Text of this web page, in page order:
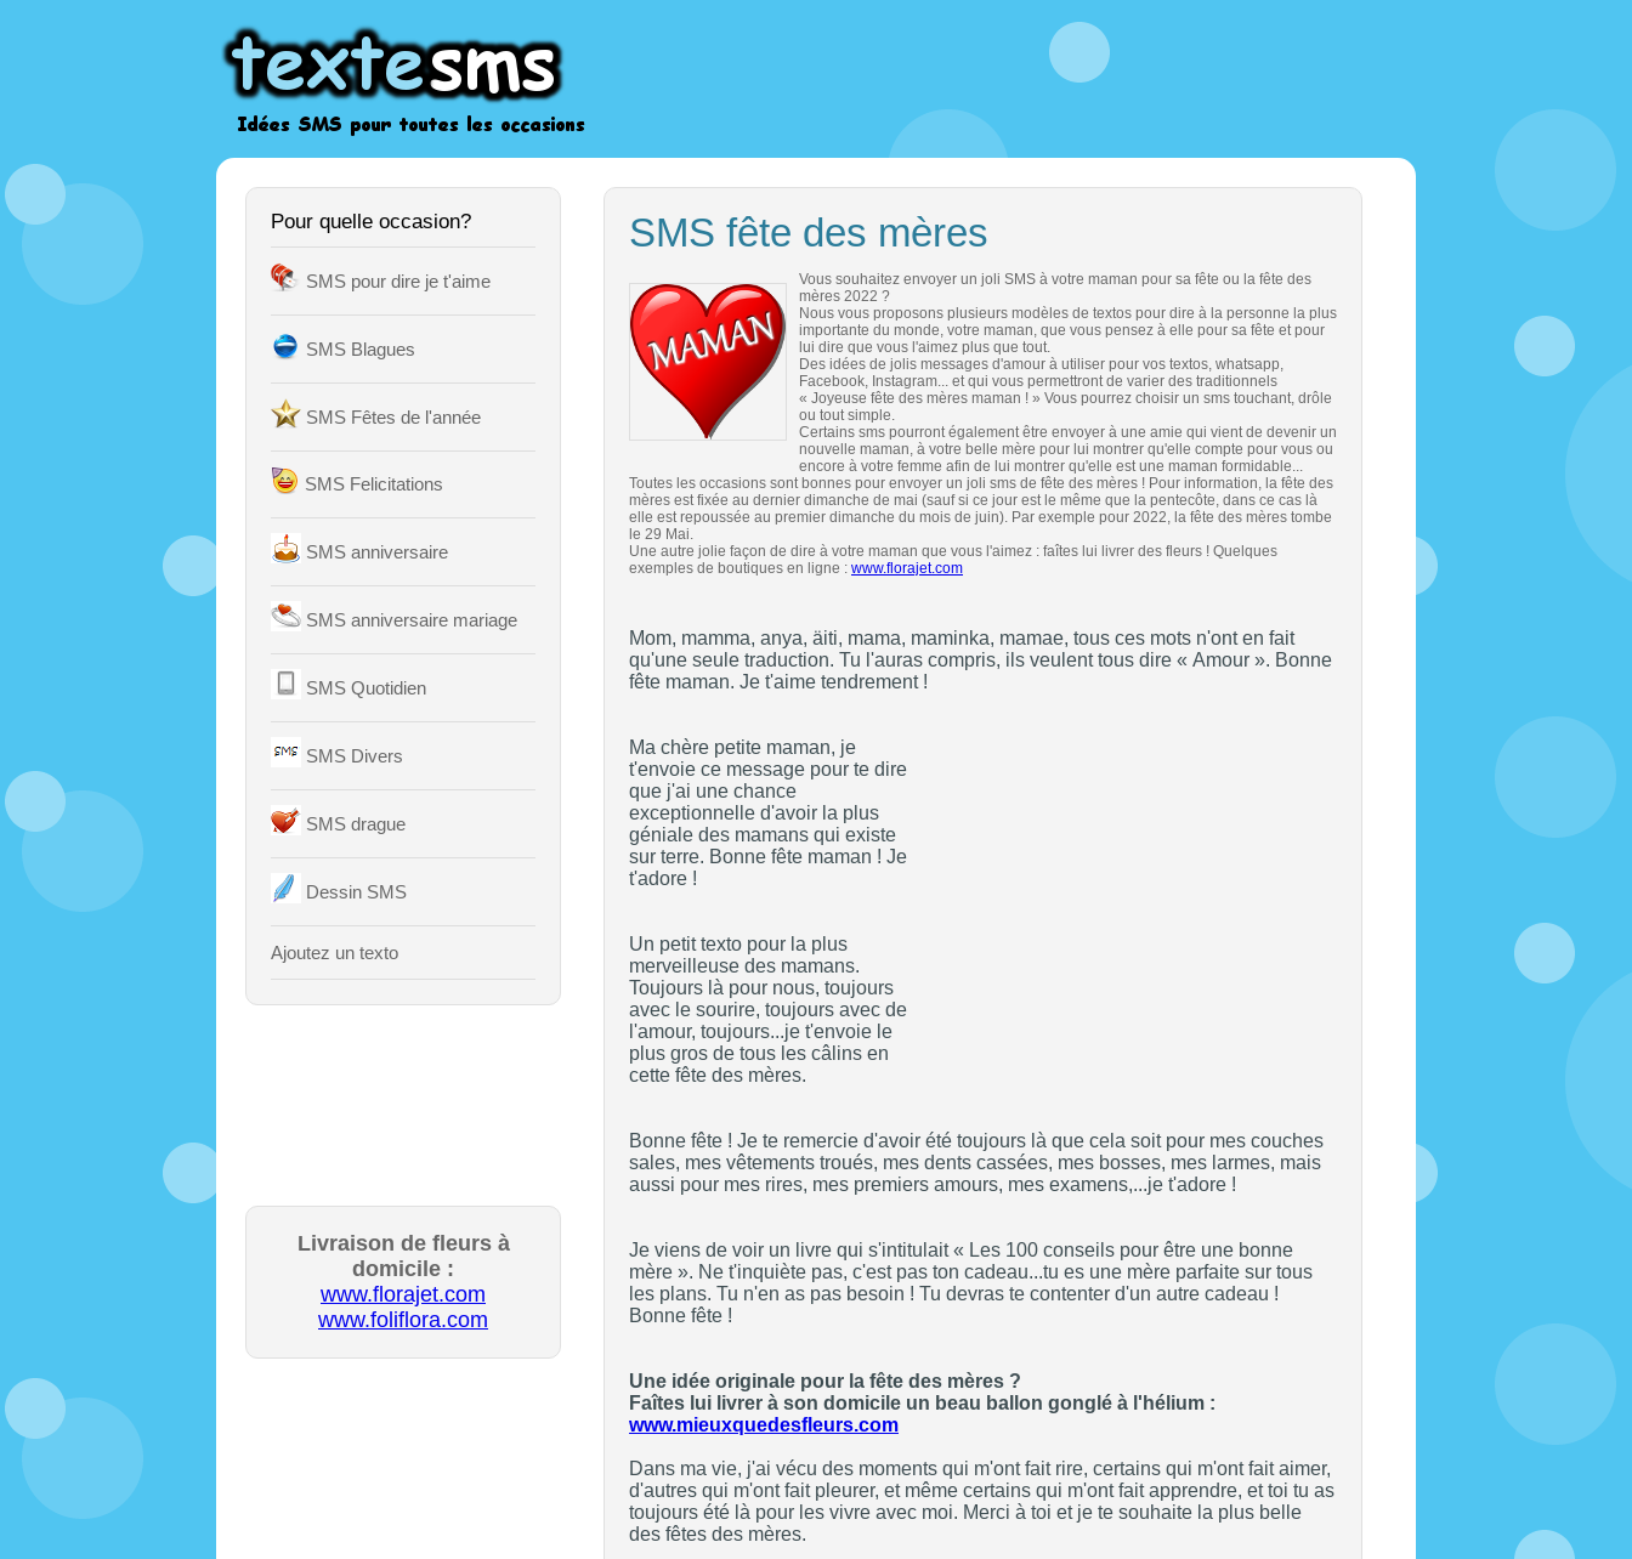
Pour quelle occasion?
SMS pour dire je t'aime
SMS Blagues
SMS Fêtes de l'année
SMS Felicitations
SMS anniversaire
SMS anniversaire mariage
SMS Quotidien
SMS Divers
SMS drague
Dessin SMS
Ajoutez un texto
Livraison de fleurs à
domicile :
www.florajet.com
www.foliflora.com
SMS fête des mères
Vous souhaitez envoyer un joli SMS à votre maman pour sa fête ou la fête des
mères 2022 ?
Nous vous proposons plusieurs modèles de textos pour dire à la personne la plus
importante du monde, votre maman, que vous pensez à elle pour sa fête et pour
lui dire que vous l'aimez plus que tout.
Des idées de jolis messages d'amour à utiliser pour vos textos, whatsapp,
Facebook, Instagram... et qui vous permettront de varier des traditionnels
« Joyeuse fête des mères maman ! » Vous pourrez choisir un sms touchant, drôle
ou tout simple.
Certains sms pourront également être envoyer à une amie qui vient de devenir un
nouvelle maman, à votre belle mère pour lui montrer qu'elle compte pour vous ou
encore à votre femme afin de lui montrer qu'elle est une maman formidable...
Toutes les occasions sont bonnes pour envoyer un joli sms de fête des mères ! Pour information, la fête des
mères est fixée au dernier dimanche de mai (sauf si ce jour est le même que la pentecôte, dans ce cas là
elle est repoussée au premier dimanche du mois de juin). Par exemple pour 2022, la fête des mères tombe
le 29 Mai.
Une autre jolie façon de dire à votre maman que vous l'aimez : faîtes lui livrer des fleurs ! Quelques
exemples de boutiques en ligne : www.florajet.com
Mom, mamma, anya, äiti, mama, maminka, mamae, tous ces mots n'ont en fait
qu'une seule traduction. Tu l'auras compris, ils veulent tous dire « Amour ». Bonne
fête maman. Je t'aime tendrement !
Ma chère petite maman, je
t'envoie ce message pour te dire
que j'ai une chance
exceptionnelle d'avoir la plus
géniale des mamans qui existe
sur terre. Bonne fête maman ! Je
t'adore !
Un petit texto pour la plus
merveilleuse des mamans.
Toujours là pour nous, toujours
avec le sourire, toujours avec de
l'amour, toujours...je t'envoie le
plus gros de tous les câlins en
cette fête des mères.
Bonne fête ! Je te remercie d'avoir été toujours là que cela soit pour mes couches
sales, mes vêtements troués, mes dents cassées, mes bosses, mes larmes, mais
aussi pour mes rires, mes premiers amours, mes examens,...je t'adore !
Je viens de voir un livre qui s'intitulait « Les 100 conseils pour être une bonne
mère ». Ne t'inquiète pas, c'est pas ton cadeau...tu es une mère parfaite sur tous
les plans. Tu n'en as pas besoin ! Tu devras te contenter d'un autre cadeau !
Bonne fête !
Une idée originale pour la fête des mères ?
Faîtes lui livrer à son domicile un beau ballon gonglé à l'hélium :
www.mieuxquedesfleurs.com
Dans ma vie, j'ai vécu des moments qui m'ont fait rire, certains qui m'ont fait aimer,
d'autres qui m'ont fait pleurer, et même certains qui m'ont fait apprendre, et toi tu as
toujours été là pour les vivre avec moi. Merci à toi et je te souhaite la plus belle
des fêtes des mères.